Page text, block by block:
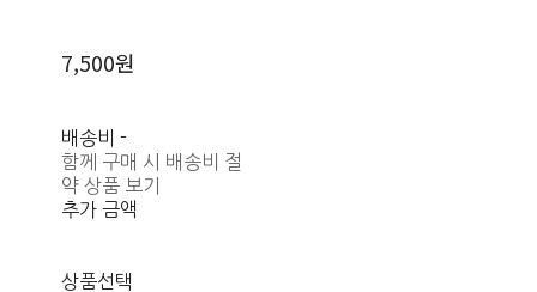
7,500원
배송비 -
함께 구매 시 배송비 절
약 상품 보기
추가 금액
상품선택